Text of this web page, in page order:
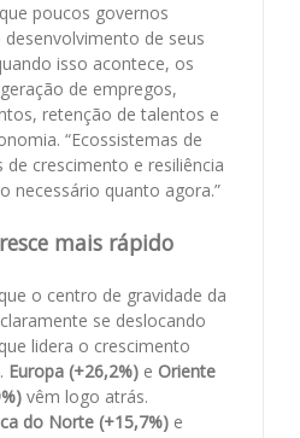
poucos governos
de seus
isso acontece, os
de empregos,
retenção de talentos e
“Ecossistemas de
crescimento e resiliência
necessário quanto agora.”
mais rápido
o centro de gravidade da
se deslocando
lidera o crescimento
. Europa (+26,2%) e Oriente
vêm logo atrás.
do Norte (+15,7%) e